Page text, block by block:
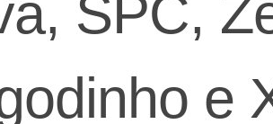
SPC,
e